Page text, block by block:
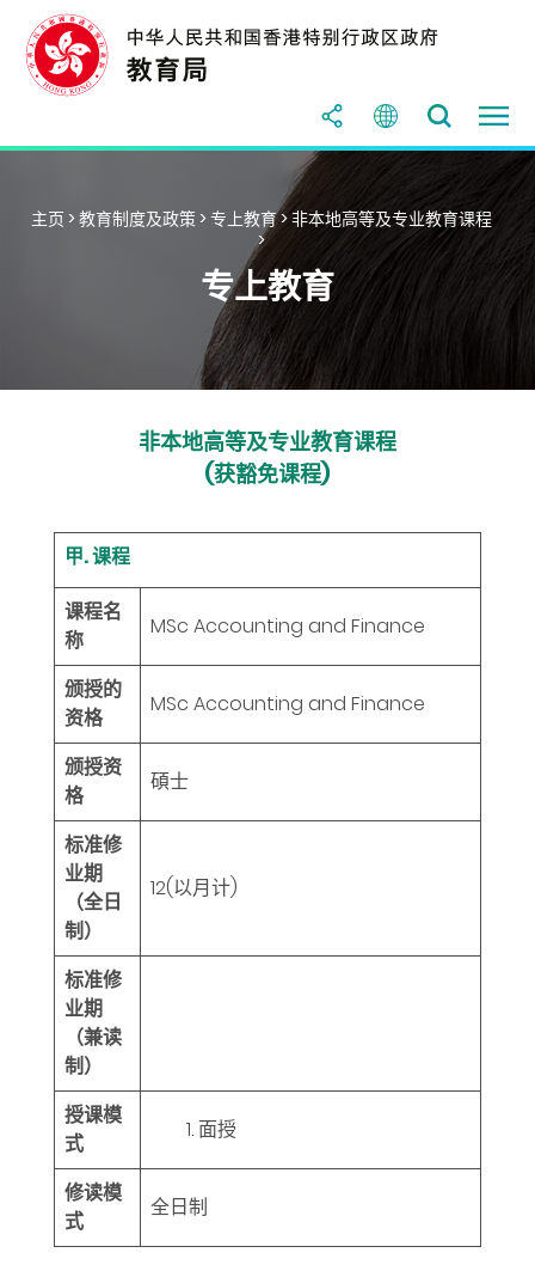
主页 >教育制度及政策 >专上教育>非本地高等及专业教育课程
>
专上教育
非本地高等及专业教育课程
(获豁免课程)
甲. 课程
课程名
称
MSc Accounting and Finance
颁授的
资格
MSc Accounting and Finance
颁授资
格
碩士
标准修
业期
（全日
制）
12(以月计)
标准修
业期
（兼读
制）
授课模
式
面授
修读模
式
全日制